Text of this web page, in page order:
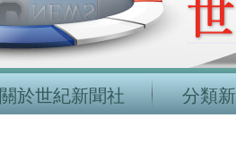
關於世紀新聞社 分類